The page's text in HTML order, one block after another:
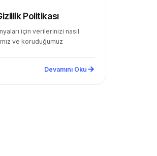
Politikası
için verilerinizi nasıl
ve koruduğumuz
Devamını Oku